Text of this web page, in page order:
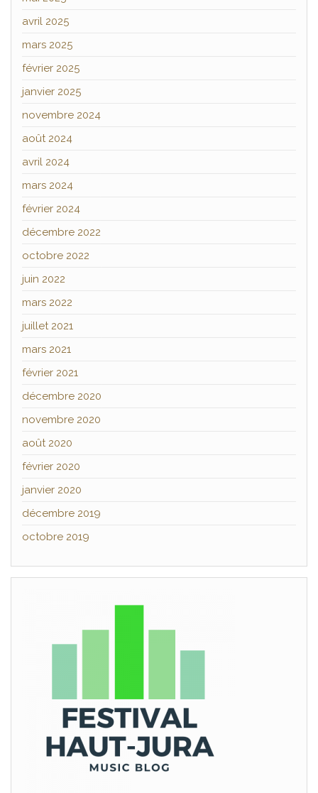
avril 2025
mars 2025
février 2025
janvier 2025
novembre 2024
août 2024
avril 2024
mars 2024
février 2024
décembre 2022
octobre 2022
juin 2022
mars 2022
juillet 2021
mars 2021
février 2021
décembre 2020
novembre 2020
août 2020
février 2020
janvier 2020
décembre 2019
octobre 2019